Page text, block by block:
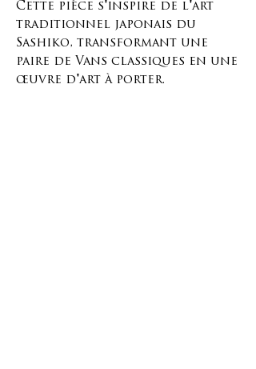
Cette pièce s'inspire de l'art
traditionnel japonais du
Sashiko, transformant une
paire de Vans classiques en une
œuvre d'art à porter.